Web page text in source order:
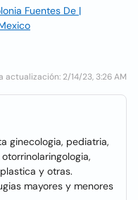
Fuentes De |
actualización: 2/14/23, 3:26 AM
ginecologia, pediatria,
y otras.
mayores y menores